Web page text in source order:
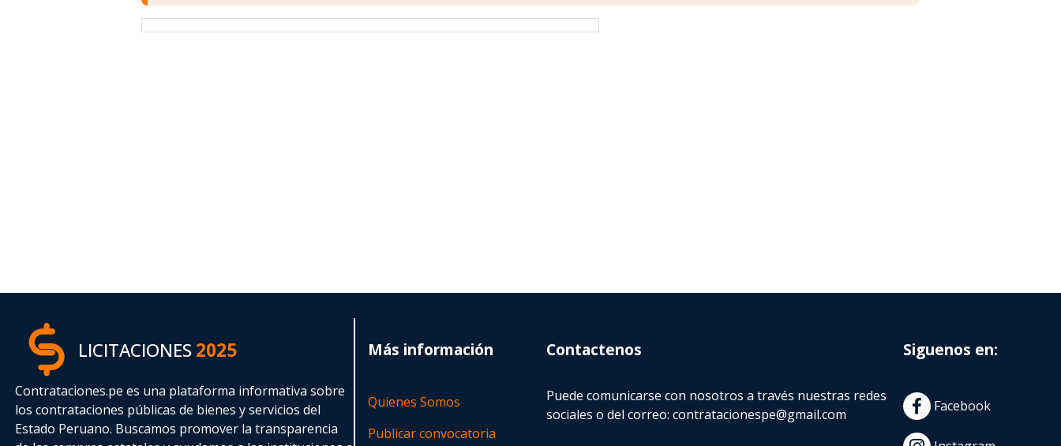
LICITACIONES2025
Contrataciones.pe es una plataforma informativa sobre
los contrataciones públicas de bienes y servicios del
Estado Peruano. Buscamos promover la transparencia
Más información
Quienes Somos
Publicar convocatoria
Contactenos
Puede comunicarse con nosotros a través nuestras redes
sociales o del correo:contratacionespe@gmail.com
Siguenos en:
Facebook